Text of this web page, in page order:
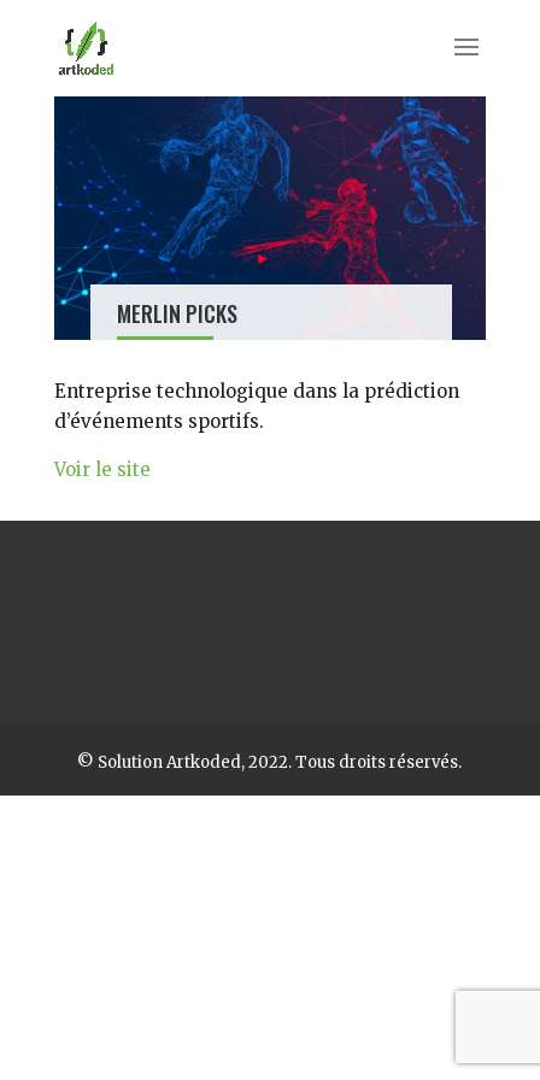
MERLIN PICKS
Entreprise technologique dans la prédiction
d’événements sportifs.
Voir le site
© Solution Artkoded, 2022. Tous droits réservés.